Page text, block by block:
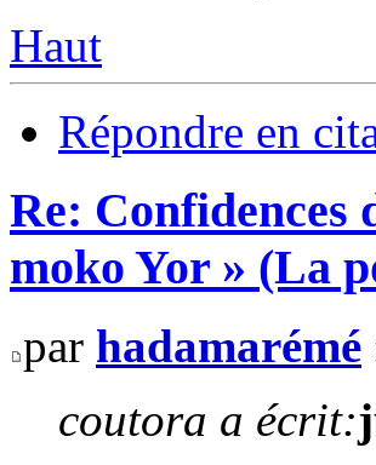
Haut
Répondre en
Re: Confidences
moko Yor » (La
par hadamarémé
coutora a écrit: